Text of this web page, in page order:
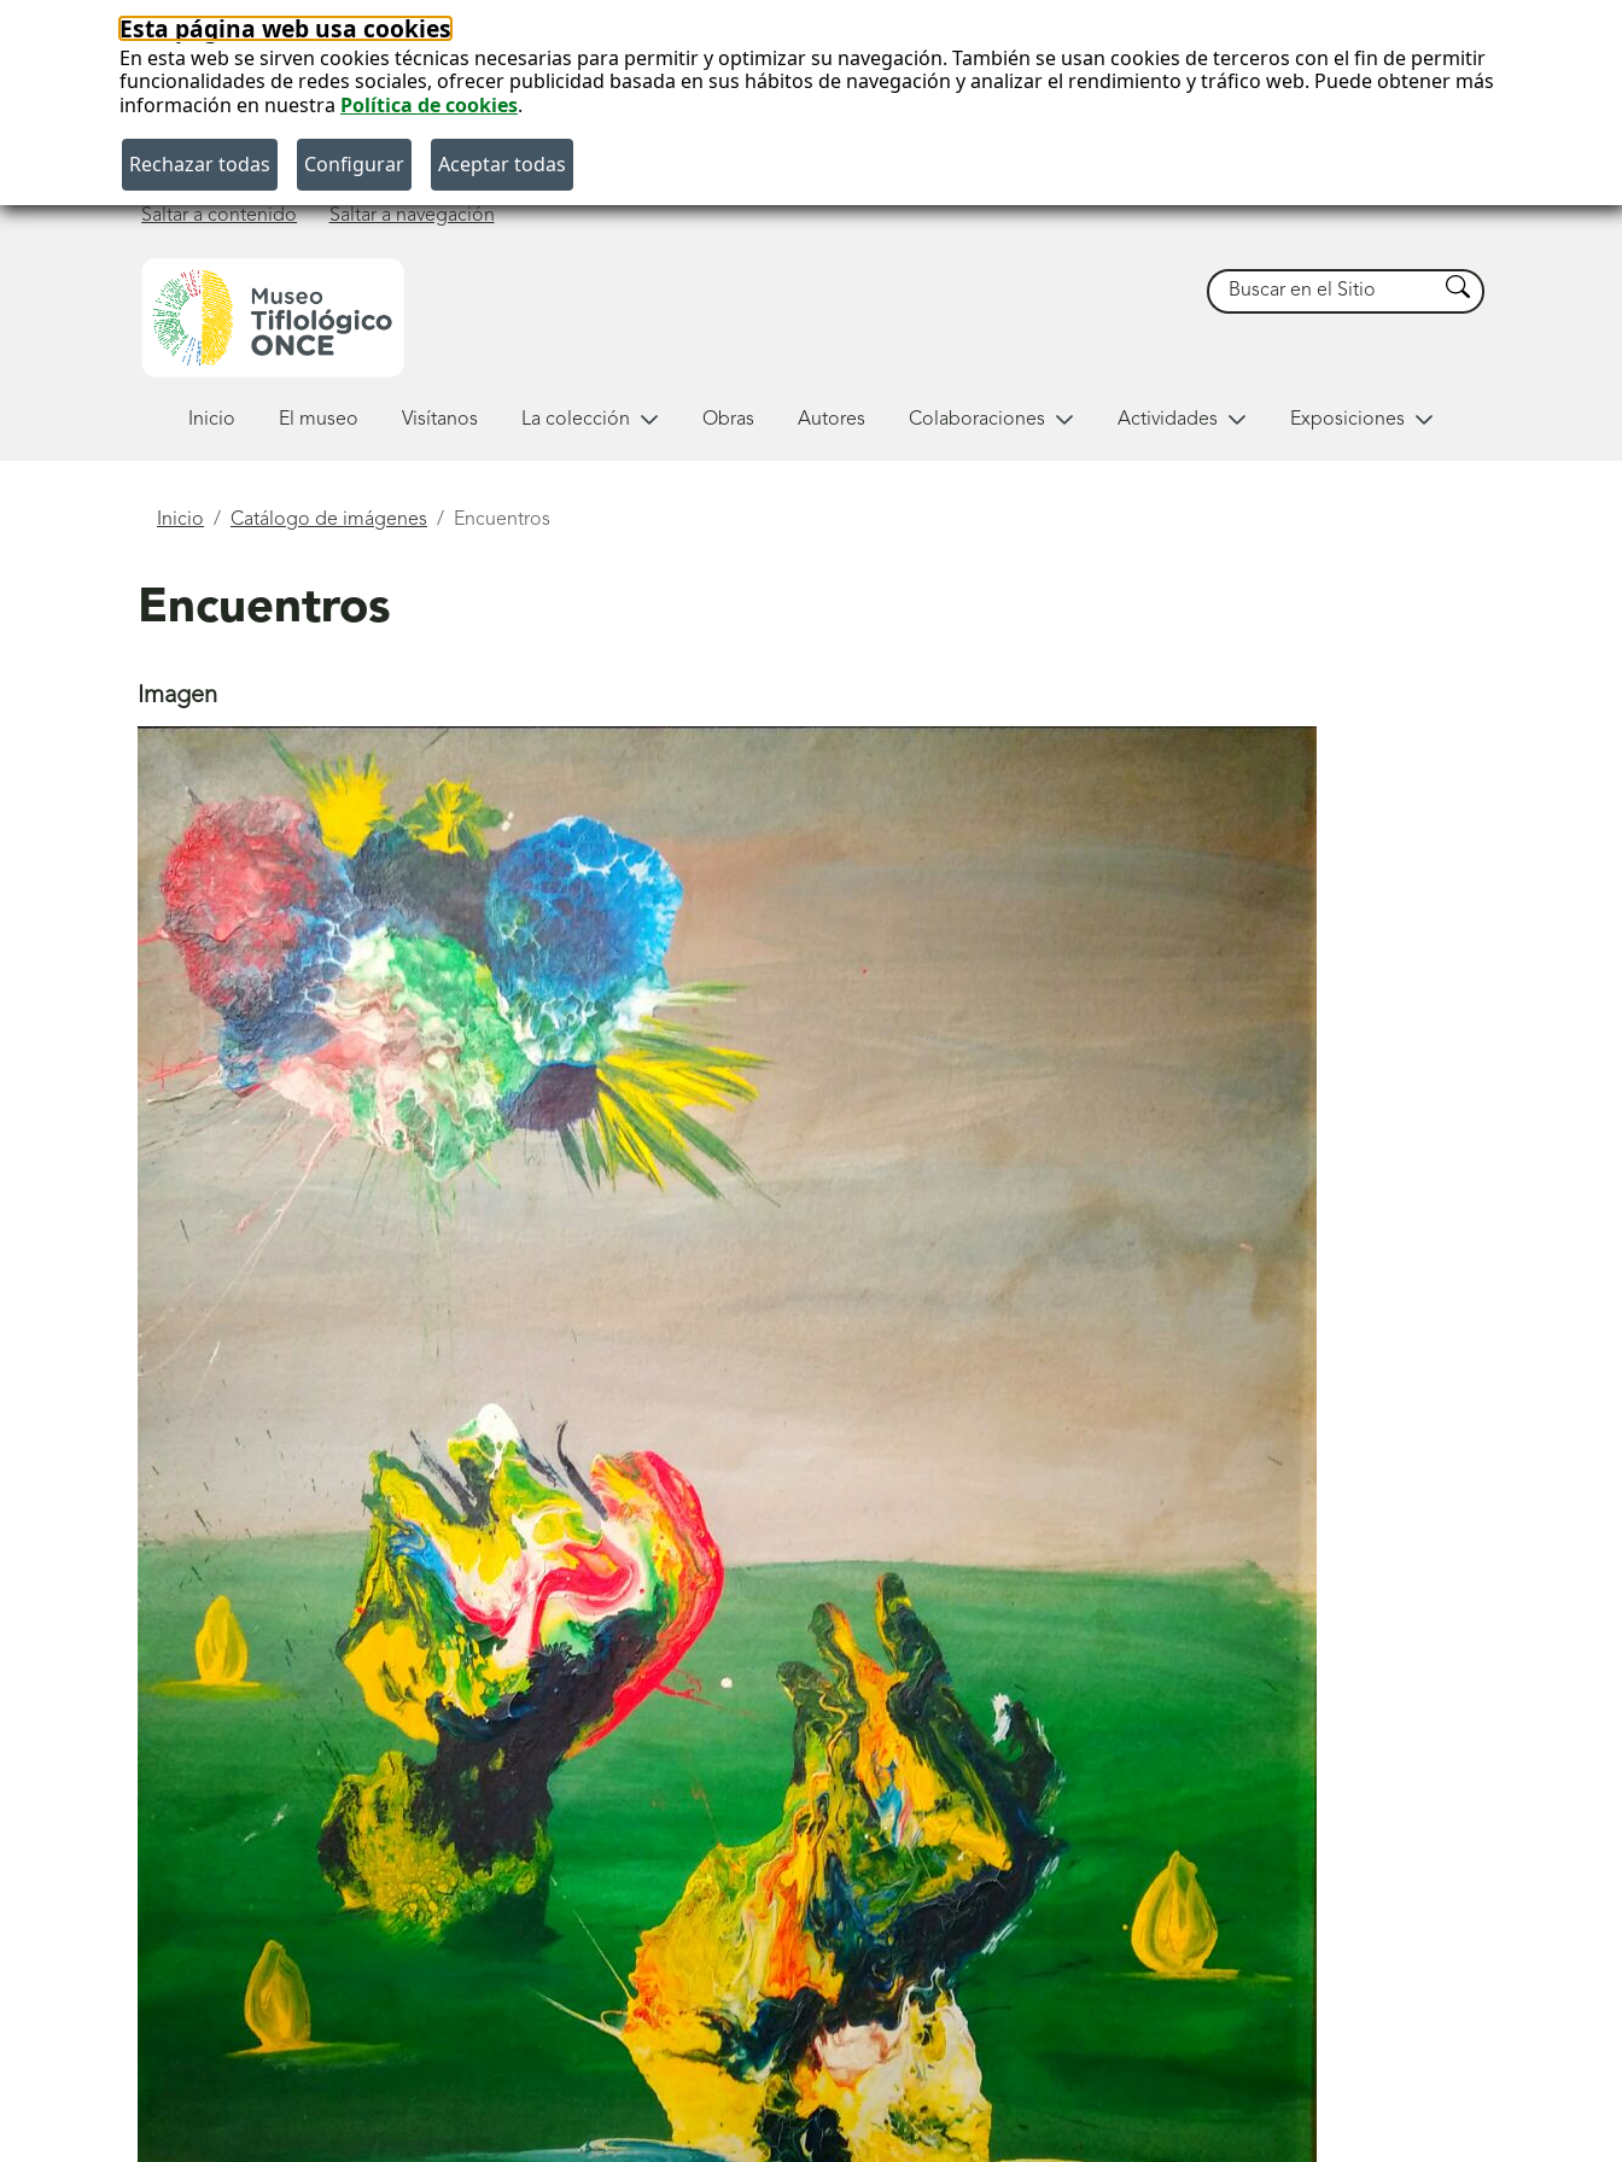
Esta página web usa cookies
En esta web se sirven cookies técnicas necesarias para permitir y optimizar su navegación. También se usan cookies de terceros con el fin de permitir
funcionalidades de redes sociales, ofrecer publicidad basada en sus hábitos de navegación y analizar el rendimiento y tráfico web. Puede obtener más
información en nuestra Política de cookies.
Saltar a contenido Saltar a navegación
Buscar Buscar
Inicio El museo Visítanos La colección Obras Autores Colaboraciones Actividades Exposiciones
Está
Inicio Catálogo de imágenes Encuentros
Encuentros
Imagen